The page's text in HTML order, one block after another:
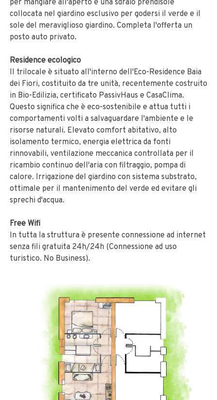
per mangiare all'aperto e una sdraio prendisole
collocata nel giardino esclusivo per godersi il verde e il
sole del meraviglioso giardino. Completa l'offerta un
posto auto privato.
Residence ecologico
Il trilocale è situato all'interno dell'Eco-Residence Baia
dei Fiori, costituito da tre unità, recentemente costruito
in Bio-Edilizia, certificato PassivHaus e CasaClima.
Questo significa che è eco-sostenibile e attua tutti i
comportamenti volti a salvaguardare l'ambiente e le
risorse naturali. Elevato comfort abitativo, alto
isolamento termico, energia elettrica da fonti
rinnovabili, ventilazione meccanica controllata per il
ricambio continuo dell'aria con filtraggio, pompa di
calore. Irrigazione del giardino con sistema substrato,
ottimale per il mantenimento del verde ed evitare gli
sprechi d'acqua.
Free Wifi
In tutta la struttura è presente connessione ad internet
senza fili gratuita 24h/24h (Connessione ad uso
turistico. No Business).